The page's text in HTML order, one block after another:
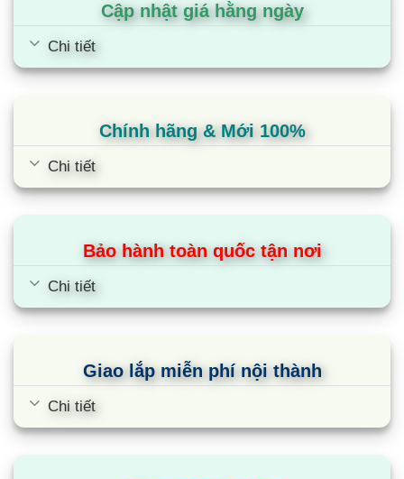
Điều hòa âm trần Daikin
FCNQ26MV1/RNQ26MV1 26000Btu 1
chiều 1 pha
Cập nhật giá hằng ngày
Chi tiết
Chính hãng & Mới 100%
Chi tiết
Bảo hành toàn quốc tận nơi
Chi tiết
Giao lắp miễn phí nội thành
Chi tiết